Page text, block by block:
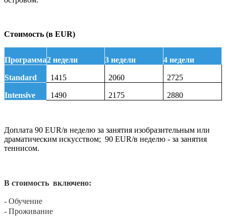
Стоимость (в EUR)
Программа2 недели 3 недели 4 недели
Standard 1415 2060 2725
Intensive 1490 2175 2880
Доплата 90 EUR/в неделю за занятия изобразительным или
драматическим искусством; 90 EUR/в неделю - за занятия
теннисом.
В стоимость включено:
- Обучение
- Проживание